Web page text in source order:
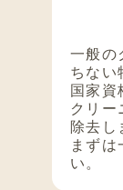
一般の
ちない
国家資
クリー
除去し
まずは
い。